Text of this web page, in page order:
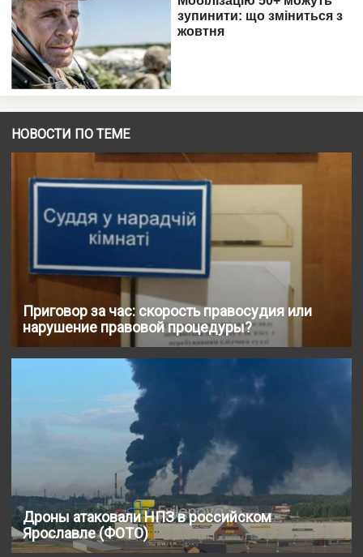
НОВОСТИ ПО ТЕМЕ
Приговор за час: скорость правосудия или
нарушение правовой процедуры?
Дроны атаковали НПЗ в российском
Ярославле (ФОТО)